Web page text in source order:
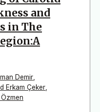
and
in The
Demir
Erkam Çeker